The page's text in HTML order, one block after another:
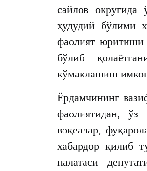
сайлов округида
ҳудудий бўлими
фаолият юритиши
бўлиб
кўмаклашиш
Ёрдамчининг
фаолиятидан, ўз
воқеалар,
хабардор қилиб
палатаси